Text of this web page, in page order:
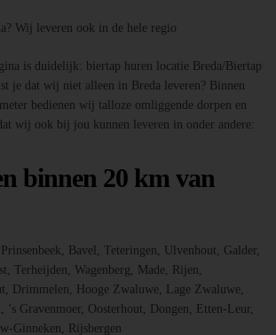
Wij leveren ook in de hele regio
is duidelijk: biertap huren locatie Breda/Biertap
je dat wij niet alleen in Breda leveren? Binnen
bedienen wij talloze omliggende dorpen en
wij ook bij jou kunnen leveren in onder andere:
binnen 20 km van
Bavel, Teteringen, Ulvenhout, Galder,
Terheijden, Wagenberg, Made, Rijen,
Drimmelen, Hooge Zwaluwe, Lage Zwaluwe,
’s Gravenmoer, Oosterhout, Dongen, Etten-Leur,
Ginneken, Rijsbergen